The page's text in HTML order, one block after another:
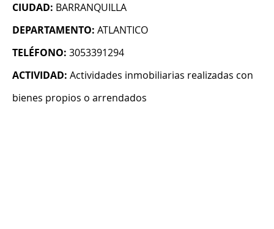
CIUDAD: BARRANQUILLA
DEPARTAMENTO: ATLANTICO
TELÉFONO: 3053391294
ACTIVIDAD: Actividades inmobiliarias realizadas con
bienes propios o arrendados